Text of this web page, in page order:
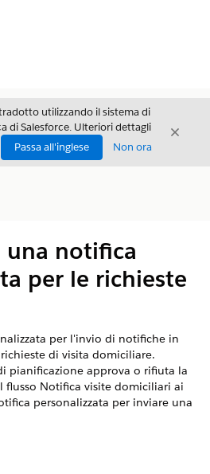
utilizzando il sistema di
di Salesforce. Ulteriori dettagli
Passa all'inglese Non ora
Chiudi
una notifica
per le richieste
per l'invio di notifiche in
di visita domiciliare.
pianificazione approva o rifiuta la
flusso Notifica visite domiciliari ai
personalizzata per inviare una